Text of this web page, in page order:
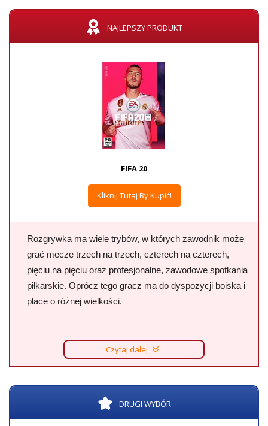
NAJLEPSZY PRODUKT
FIFA 20
Kliknij Tutaj By Kupić!
Rozgrywka ma wiele trybów, w których zawodnik może
grać mecze trzech na trzech, czterech na czterech,
pięciu na pięciu oraz profesjonalne, zawodowe spotkania
piłkarskie. Oprócz tego gracz ma do dyspozycji boiska i
place o różnej wielkości.
Czytaj dalej
DRUGI WYBÓR